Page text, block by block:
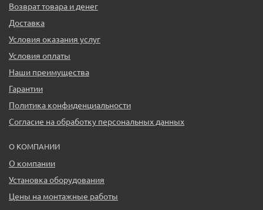
Возврат товара и денег
Доставка
Условия оказания услуг
Условия оплаты
Наши преимущества
Гарантии
Политика конфиденциальности
Согласие на обработку персональных данных
О КОМПАНИИ
О компании
Установка оборудования
Цены на монтажные работы